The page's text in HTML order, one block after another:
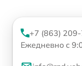
+7 (863)
Ежедневно с